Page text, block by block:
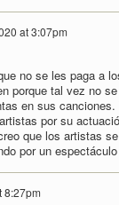
at 3:07pm
no se les paga a
porque tal vez no
en sus
por su
que los artistas
por un
8:27pm